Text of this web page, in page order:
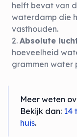
helft bevat van
waterdamp die
vasthouden.
Absolute
hoeveelheid
grammen water
Meer weten
Bekijk dan: 14
huis.